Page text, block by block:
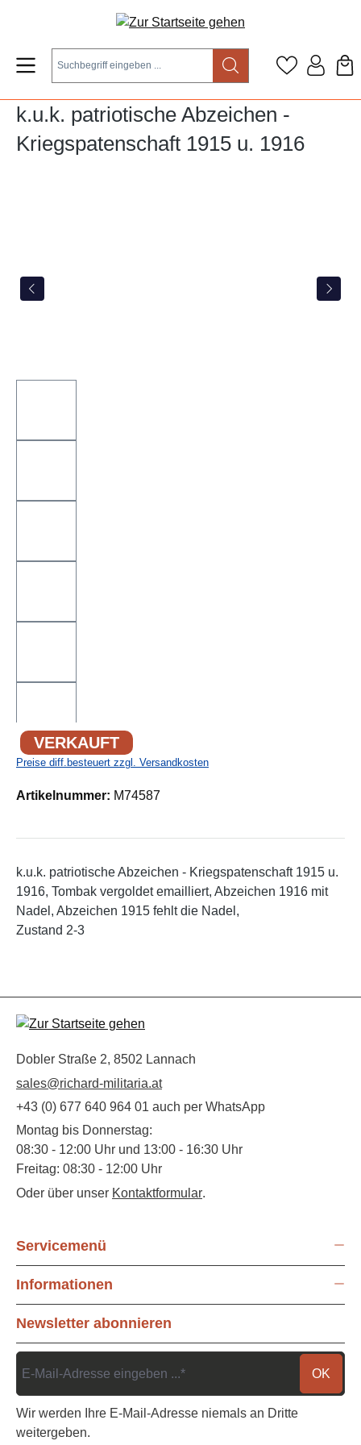
Zum Hauptinhalt springen
k.u.k. patriotische Abzeichen -
Kriegspatenschaft 1915 u. 1916
VERKAUFT
Preise diff.besteuert zzgl. Versandkosten
Artikelnummer: M74587
k.u.k. patriotische Abzeichen - Kriegspatenschaft 1915 u.
1916, Tombak vergoldet emailliert, Abzeichen 1916 mit
Nadel, Abzeichen 1915 fehlt die Nadel,
Zustand 2-3
Dobler Straße 2, 8502 Lannach
sales@richard-militaria.at
+43 (0) 677 640 964 01 auch per WhatsApp
Montag bis Donnerstag:
08:30 - 12:00 Uhr und 13:00 - 16:30 Uhr
Freitag: 08:30 - 12:00 Uhr
Oder über unser Kontaktformular.
Servicemenü
Informationen
Newsletter abonnieren
OK
Wir werden Ihre E-Mail-Adresse niemals an Dritte
weitergeben.